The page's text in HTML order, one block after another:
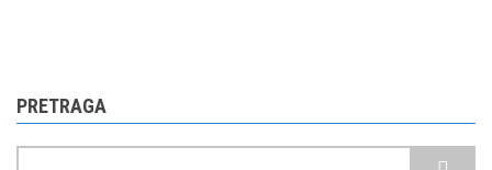
PRETRAGA